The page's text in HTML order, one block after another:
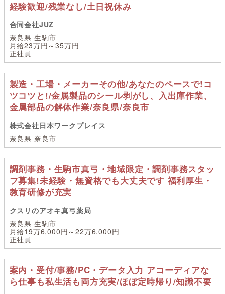
経験歓迎/残業なし/土日祝休み
合同会社JUZ
奈良県 生駒市
月給23万円～35万円
正社員
製造・工場・メーカーその他/あなたのペースで!コ
ツコツと!/金属製品のシール剥がし、入出庫作業、
金属部品の解体作業/奈良県/奈良市
株式会社日本ワークプレイス
奈良県 奈良市
調剤事務・生駒市真弓・地域限定・調剤事務スタッ
フ募集!未経験・無資格でも大丈夫です 福利厚生・
教育研修が充実
クスリのアオキ真弓薬局
奈良県 生駒市
月給19万6,000円～22万6,000円
正社員
案内・受付/事務/PC・データ入力 アコーディアな
ら仕事も私生活も両方充実/ほぼ定時帰り/知識不要